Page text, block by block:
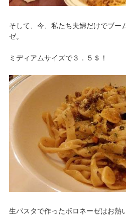
そして、今、私たち夫婦だけでブー
ゼ。
ミディアムサイズで３．５＄！
生パスタで作ったボロネーゼはお熱